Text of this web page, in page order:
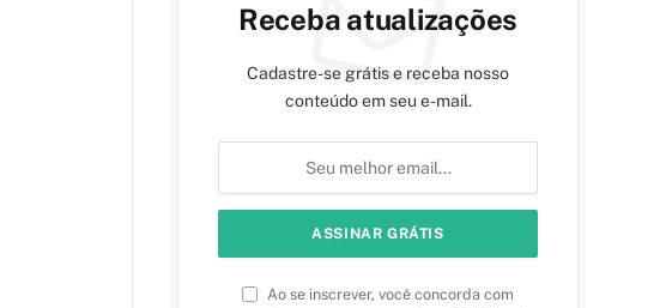
Receba atualizações
Cadastre-se grátis e receba nosso
conteúdo em seu e-mail.
Ao se inscrever, você concorda com